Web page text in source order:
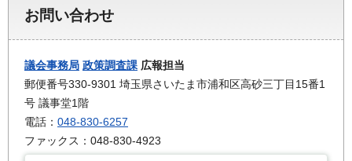
お問い合わせ
議会事務局 政策調査課 広報担当
郵便番号330-9301 埼玉県さいたま市浦和区高砂三丁目15番1
号 議事堂1階
電話： 048-830-6257
ファックス：048-830-4923